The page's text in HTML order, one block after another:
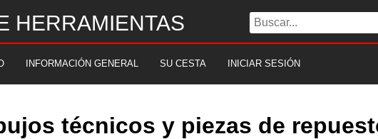
HERRAMIENTAS
INFORMACIÓN GENERAL SU CESTA INICIAR SESIÓN
técnicos y piezas de